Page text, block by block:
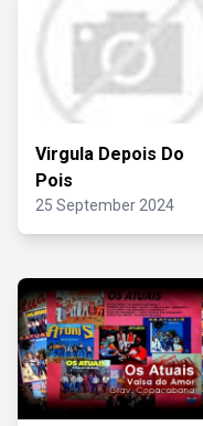
Virgula Depois Do
Pois
25 September 2024